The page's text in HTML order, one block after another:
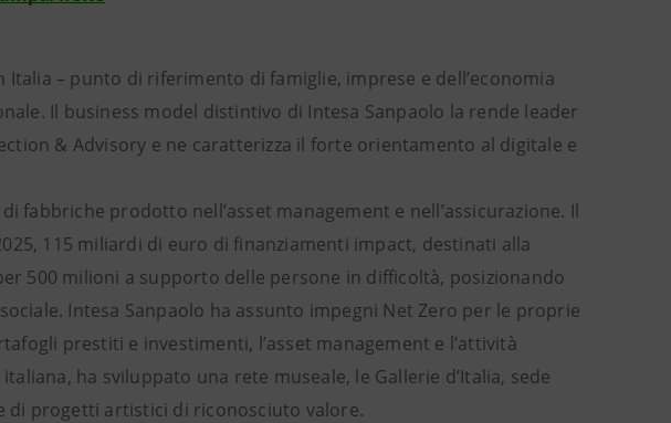
– punto di riferimento di famiglie, imprese e dell’economia
Il business model distintivo di Intesa Sanpaolo la rende leader
& Advisory e ne caratterizza il forte orientamento al digitale e
fabbriche prodotto nell’asset management e nell’assicurazione. Il
115 miliardi di euro di finanziamenti impact, destinati alla
500 milioni a supporto delle persone in difficoltà, posizionando
Intesa Sanpaolo ha assunto impegni Net Zero per le proprie
prestiti e investimenti, l’asset management e l’attività
ha sviluppato una rete museale, le Gallerie d’Italia, sede
di progetti artistici di riconosciuto valore.